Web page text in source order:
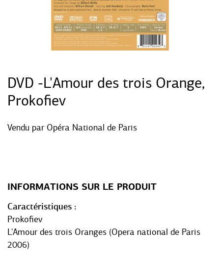
DVD -L'Amour des trois Orange,
Prokofiev
Vendu par Opéra National de Paris
INFORMATIONS SUR LE PRODUIT
Caractéristiques
Prokofiev
L'Amour des trois Oranges (Opera national de Paris
2006)